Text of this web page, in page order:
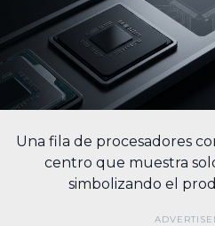
Una fila de procesadores
centro que muestra
simbolizando el